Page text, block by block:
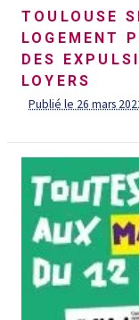
TOULOUSE
LOGEMENT
DES
LOYERS
Publié le 26 mars